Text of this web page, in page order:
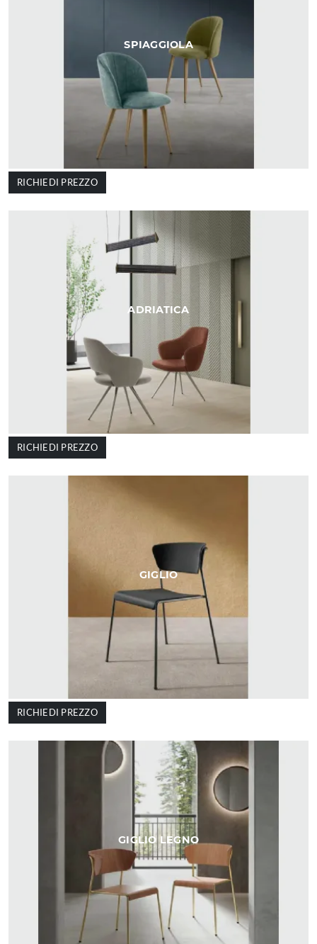
SPIAGGIOLA
RICHIEDI PREZZO
ADRIATICA
RICHIEDI PREZZO
GIGLIO
RICHIEDI PREZZO
GIGLIO LEGNO